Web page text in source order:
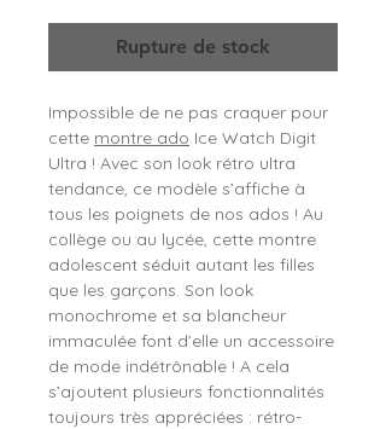
Rupture de stock
Impossible de ne pas craquer pour
cette montre ado Ice Watch Digit
Ultra ! Avec son look rétro ultra
tendance, ce modèle s’affiche à
tous les poignets de nos ados ! Au
collège ou au lycée, cette montre
adolescent séduit autant les filles
que les garçons. Son look
monochrome et sa blancheur
immaculée font d’elle un accessoire
de mode indétrônable ! A cela
s’ajoutent plusieurs fonctionnalités
toujours très appréciées : rétro-